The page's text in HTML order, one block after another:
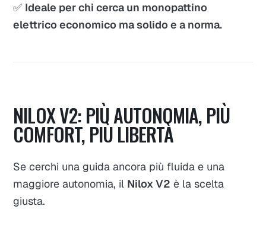
✅ Ideale per chi cerca un monopattino
elettrico economico ma solido e a norma.
NILOX V2: PIÙ AUTONOMIA, PIÙ
COMFORT, PIÙ LIBERTÀ
Se cerchi una guida ancora più fluida e una
maggiore autonomia, il Nilox V2 è la scelta
giusta.